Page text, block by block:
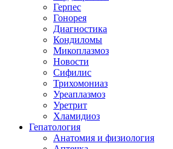
Герпес
Гонорея
Диагностика
Кондиломы
Микоплазмоз
Новости
Сифилис
Трихомониаз
Уреаплазмоз
Уретрит
Хламидиоз
Гепатология
Анатомия и физиология